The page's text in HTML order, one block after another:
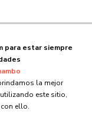
los derechos
para estar siempre
la mejor
este sitio,
ello.